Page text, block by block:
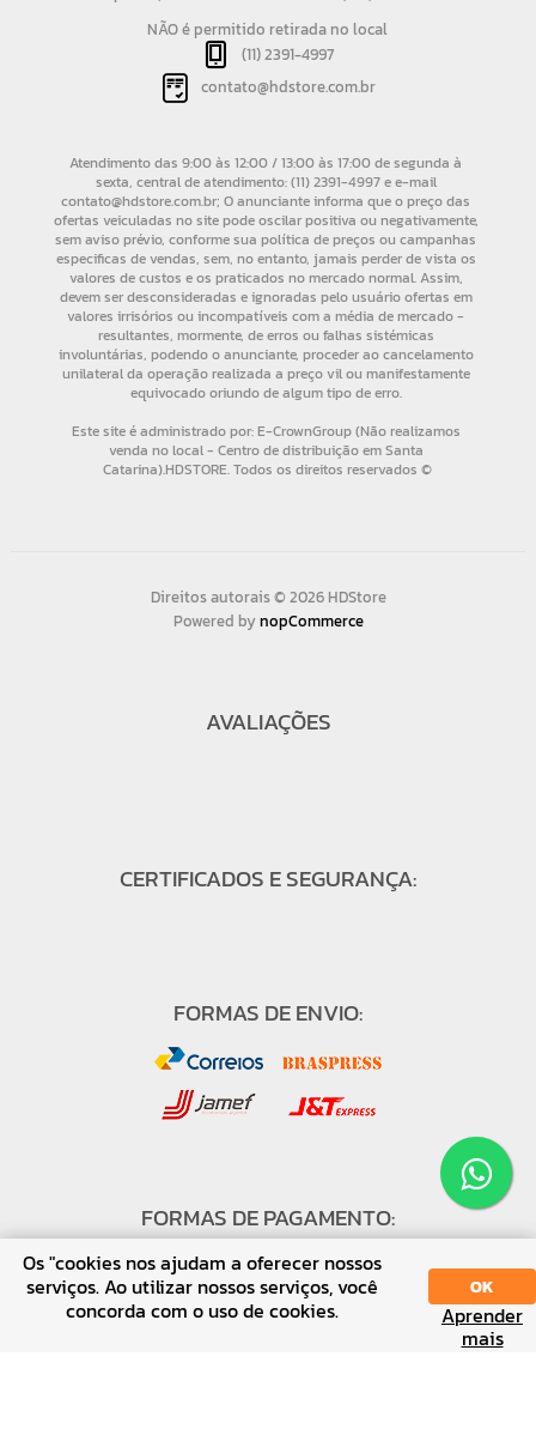
NÃO é permitido retirada no local
(11) 2391-4997
contato@hdstore.com.br
Direitos autorais © 2026 HDStore
Powered bynopCommerce
AVALIAÇÕES
CERTIFICADOS E SEGURANÇA:
FORMAS DE ENVIO:
FORMAS DE PAGAMENTO:
SORT DISPLAY
Os "cookies nos ajudam a oferecer nossos
serviços. Ao utilizar nossos serviços, você
concorda com o uso de cookies.
OK
Aprender
mais